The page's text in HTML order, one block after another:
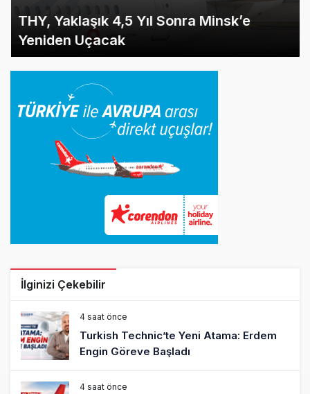
THY, Yaklaşık 4,5 Yıl Sonra Minsk’e
Yeniden Uçacak
İlginizi Çekebilir
4 saat önce
Turkish Technic’te Yeni Atama: Erdem
Engin Göreve Başladı
4 saat önce